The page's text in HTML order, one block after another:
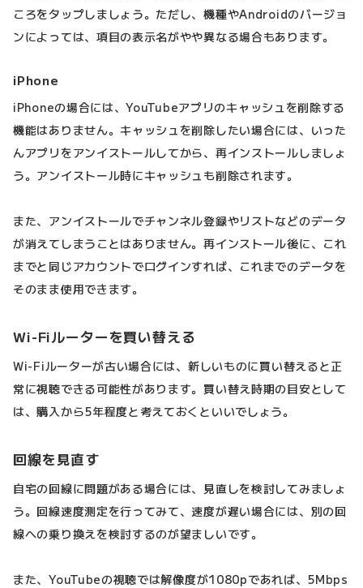
ころをタップしましょう。ただし、機種やAndroidのバージョ
ンによっては、項目の表示名がやや異なる場合もあります。
iPhone
iPhoneの場合には、YouTubeアプリのキャッシュを削除する
機能はありません。キャッシュを削除したい場合には、いった
んアプリをアンイストールしてから、再インストールしましょ
う。アンイストール時にキャッシュも削除されます。
また、アンイストールでチャンネル登録やリストなどのデータ
が消えてしまうことはありません。再インストール後に、これ
までと同じアカウントでログインすれば、これまでのデータを
そのまま使用できます。
Wi-Fiルーターを買い替える
Wi-Fiルーターが古い場合には、新しいものに買い替えると正
常に視聴できる可能性があります。買い替え時期の目安として
は、購入から5年程度と考えておくといいでしょう。
回線を見直す
自宅の回線に問題がある場合には、見直しを検討してみましょ
う。回線速度測定を行ってみて、速度が遅い場合には、別の回
線への乗り換えを検討するのが望ましいです。
また、YouTubeの視聴では解像度が1080pであれば、5Mbps